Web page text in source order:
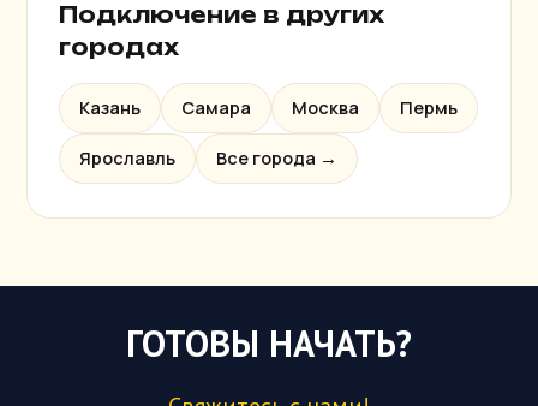
Подключение в других
городах
Казань Самара Москва Пермь
Ярославль Все города →
ГОТОВЫ НАЧАТЬ?